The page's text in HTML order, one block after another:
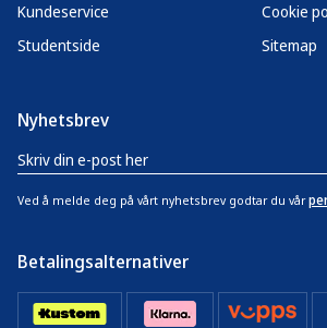
Kundeservice
Studentside
Cookie
Sitemap
Nyhetsbrev
Ved å melde deg på vårt nyhetsbrev godtar du vår
Betalingsalternativer